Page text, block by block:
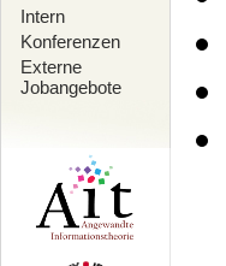
Intern
Konferenzen
Externe
Jobangebote